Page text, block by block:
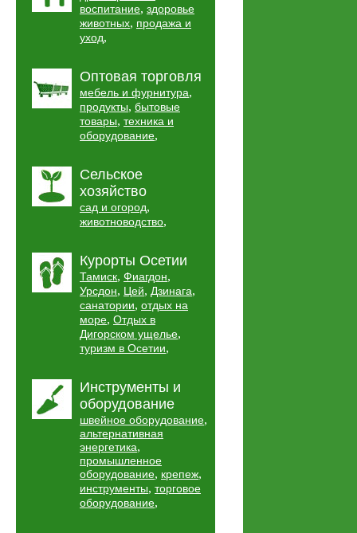
воспитание, здоровье
животных, продажа и
уход,
Оптовая торговля
мебель и фурнитура,
продукты, бытовые
товары, техника и
оборудование,
Сельское
хозяйство
сад и огород,
животноводство,
Курорты Осетии
Тамиск, Фиагдон,
Урсдон, Цей, Дзинага,
санатории, отдых на
море, Отдых в
Дигорском ущелье,
туризм в Осетии,
Инструменты и
оборудование
швейное оборудование,
альтернативная
энергетика,
промышленное
оборудование, крепеж,
инструменты, торговое
оборудование,